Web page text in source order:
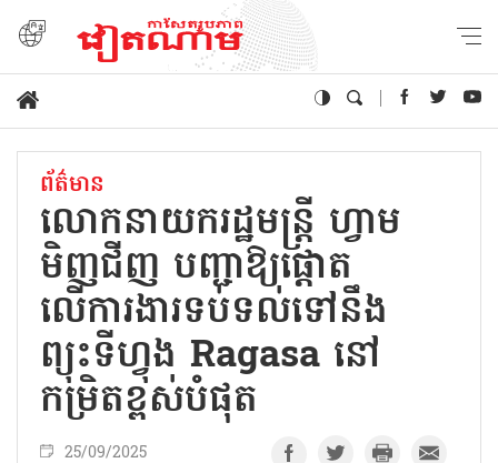
ព័ត៌មាន
លោកនាយករដ្ឋមន្ត្រី ហ្វាម
មិញជីញ បញ្ជាឱ្យផ្តោត
លើការងារទប់ទល់ទៅនឹង
ព្យុះទីហ្វុង Ragasa នៅ
កម្រិតខ្ពស់បំផុត
25/09/2025